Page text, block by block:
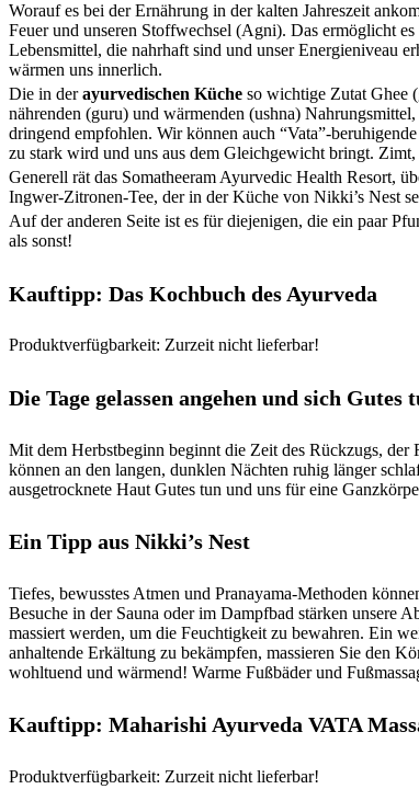
Worauf es bei der Ernährung in der kalten Jahreszeit
Feuer und unseren Stoffwechsel (Agni). Das ermöglicht
Lebensmittel, die nahrhaft sind und unser Energieniveau
wärmen uns innerlich.
Die in derayurvedischen Küche so wichtige Zutat Ghee
nährenden (guru) und wärmenden (ushna)
dringend empfohlen. Wir können auch “Vata”-
zu stark wird und uns aus dem Gleichgewicht bringt.
Generell rät das Somatheeram Ayurvedic Health Resort,
Ingwer-Zitronen-Tee, der in der Küche von Nikki’s Nest
Auf der anderen Seite ist es für diejenigen, die ein paar
als sonst!
Kauftipp: Das Kochbuch des Ayurveda
Produktverfügbarkeit: Zurzeit nicht lieferbar!
Die Tage gelassen angehen und sich Gutes
Mit dem Herbstbeginn beginnt die Zeit des Rückzugs,
können an den langen, dunklen Nächten ruhig länger
ausgetrocknete Haut Gutes tun und uns für eine
Ein Tipp aus Nikki’s Nest
Tiefes, bewusstes Atmen und Pranayama-Methoden
Besuche in der Sauna oder im Dampfbad stärken unsere
massiert werden, um die Feuchtigkeit zu bewahren. Ein
anhaltende Erkältung zu bekämpfen, massieren Sie den
wohltuend und wärmend! Warme Fußbäder und
Kauftipp: Maharishi Ayurveda VATA
Produktverfügbarkeit: Zurzeit nicht lieferbar!